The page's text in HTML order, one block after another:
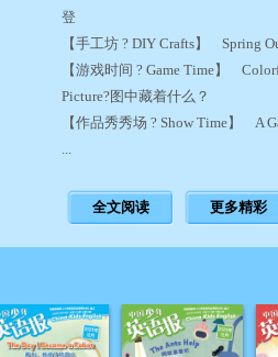
登
【手工坊 ? DIY Crafts】 Spring
【游戏时间 ? Game Time】
Picture?图中藏着什么？
【作品秀秀场 ? Show Time】 A
...
全文阅读 更多精彩